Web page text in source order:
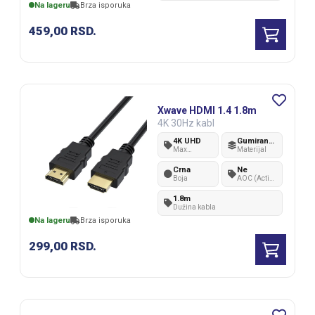
Na lageru Brza isporuka
459,00 RSD.
Na lageru Brza isporuka
299,00 RSD.
Xwave HDMI 1.4 1.8m
4K 30Hz kabl
4K UHD
Max
Gumirana plastika
Materijal
Crna
Boja
Ne
AOC (Active
1.8m
Dužina kabla